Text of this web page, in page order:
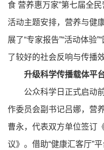
食 营养惠万家”第七届全
活动主题安排，营养与健
展了“专家报告”“活动体验
了较好的社会反响与传播效
升级科学传播载体平
公众科学日正式启动前
作委员会副书记吕娜，营
曹永，代表双方单位签订
议》。借助“健康汇客厅”